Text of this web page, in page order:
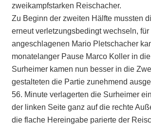
zweikampfstarken Reischacher.
Zu Beginn der zweiten Hälfte mussten
erneut verletzungsbedingt wechseln, für
angeschlagenen Mario Pletschacher
monatelanger Pause Marco Koller in
Surheimer kamen nun besser in die
gestalteten die Partie zunehmend
56. Minute verlagerten die Surheimer
der linken Seite ganz auf die rechte
die flache Hereingabe parierte der